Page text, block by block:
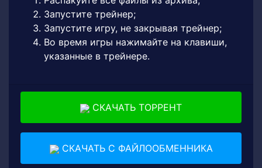
Запустите трейнер;
Запустите игру, не закрывая трейнер;
Во время игры нажимайте на клавиши,
указанные в трейнере.
СКАЧАТЬ ТОРРЕНТ
СКАЧАТЬ С ФАЙЛООБМЕННИКА